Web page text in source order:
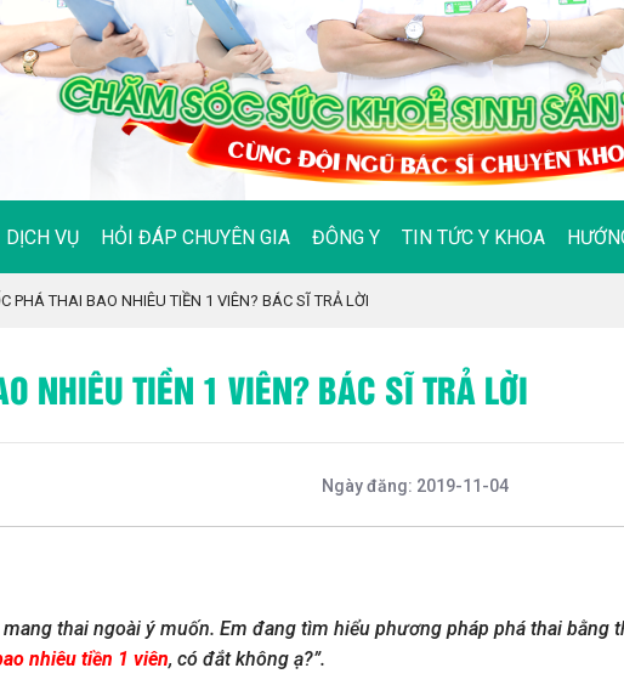
DỊCH VỤ HỎI ĐÁP CHUYÊN GIA ĐÔNG Y TIN TỨC Y KHOA
PHÁ THAI BAO NHIÊU TIỀN 1 VIÊN? BÁC SĨ TRẢ LỜI
NHIÊU TIỀN 1 VIÊN? BÁC SĨ TRẢ LỜI
Ngày đăng: 2019-11-04
mang thai ngoài ý muốn. Em đang tìm hiểu phương pháp phá thai
nhiêu tiền 1 viên, có đắt không ạ?”.